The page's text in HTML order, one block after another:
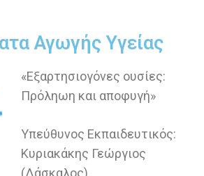
Αγωγής Υγείας
«Εξαρτησιογόνες ουσίες:
Πρόληωη και αποφυγή»
Υπεύθυνος Εκπαιδευτικός:
Κυριακάκης Γεώργιος
(Δάσκαλος)